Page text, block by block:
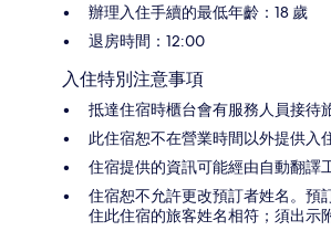
辦理入住手續的最低年齡：18 歲
退房時間：12:00
入住特別注意事項
抵達住宿時櫃台會有服務人員接待
此住宿恕不在營業時間以外提供入
住宿提供的資訊可能經由自動翻譯
住宿恕不允許更改預訂者姓名。預
住此住宿的旅客姓名相符；須出示